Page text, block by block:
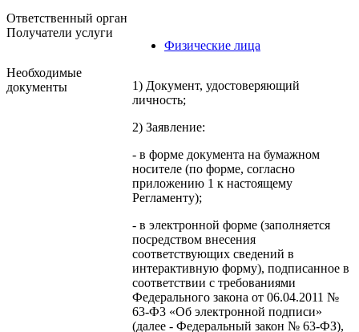
Ответственный орган
Получатели услуги
Физические лица
Необходимые
документы
1) Документ, удостоверяющий
личность;
2) Заявление:
- в форме документа на бумажном
носителе (по форме, согласно
приложению 1 к настоящему
Регламенту);
- в электронной форме (заполняется
посредством внесения
соответствующих сведений в
интерактивную форму), подписанное в
соответствии с требованиями
Федерального закона от 06.04.2011 №
63-Ф3 «Об электронной подписи»
(далее - Федеральный закон № 63-ФЗ),